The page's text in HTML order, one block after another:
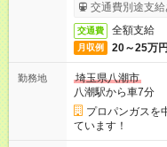
交通費別途支給
交通費 全額支給
月収例 20～25万円
勤務地
埼玉県八潮市
八潮駅から車7分
プロパンガスを
ています！